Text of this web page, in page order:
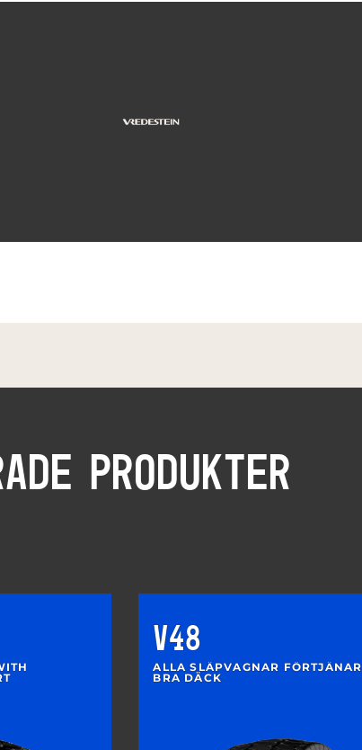
PRODUKTER
V48
ALLA SLÄPVAGNAR FÖRTJÄNAR
BRA DÄCK